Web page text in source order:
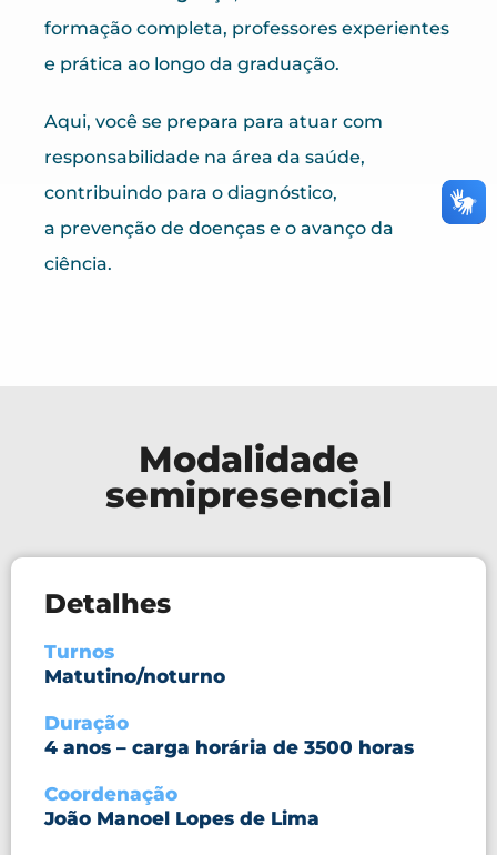
formação completa, professores experientes
e prática ao longo da graduação.
Aqui, você se prepara para atuar com
responsabilidade na área da saúde,
contribuindo para o diagnóstico,
a prevenção de doenças e o avanço da
ciência.
Modalidade
semipresencial
Detalhes
Turnos
Matutino/noturno
Duração
4 anos – carga horária de 3500 horas
Coordenação
João Manoel Lopes de Lima